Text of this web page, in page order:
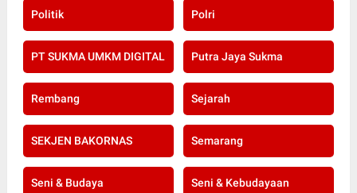
Politik Polri
PT SUKMA UMKM DIGITAL Putra Jaya Sukma
Rembang Sejarah
SEKJEN BAKORNAS Semarang
Seni & Budaya Seni & Kebudayaan